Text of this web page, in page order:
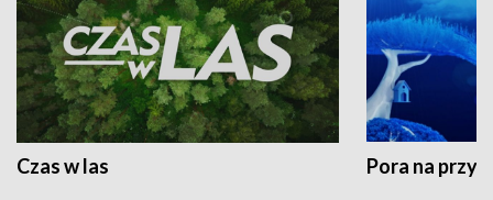
Czas w las Pora na